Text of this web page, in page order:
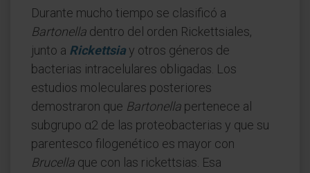
Durante mucho tiempo se clasificó a
Bartonella dentro del orden Rickettsiales,
junto a Rickettsiay otros géneros de
bacterias intracelulares obligadas. Los
estudios moleculares posteriores
demostraron que Bartonella pertenece al
subgrupo α2 de las proteobacterias y que su
parentesco filogenético es mayor con
Brucella que con las rickettsias. Esa